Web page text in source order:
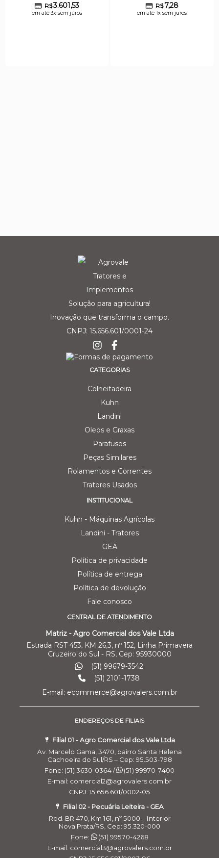
R$3.601,53
em até 3x sem juros
R$7,28
em até 1x sem juros
Solução para agricultura!
Inovação que transforma o campo.
CNPJ: 15.656.601/0001-24
CATEGORIAS
Colheitadeira
Kuhn
Landini
Oleos e Graxas
Parafusos
Peças Similares
Rolamentos e Correntes
Tratores Usados
INSTITUCIONAL
Kuhn - Máquinas Agrícolas
Landini - Tratores
GEA
Política de privacidade
Política de entrega
Política de devolução
Fale conosco
CENTRAL DE ATENDIMENTO
Matriz - Agro Comercial dos Vale Ltda
Estrada RST 453, KM 26,3, nº 152, Linha Primavera
Cruzeiro do Sul - RS, Cep: 95930000
(51) 99679-3542
(51) 2101-1738
E-mail: ecommerce@agrovalers.com.br
ENDEREÇOS DE FILIAIS
Filial 01 - Agro Comercial dos Vale Ltda
Av. Marcelo Gama, 3470, bairro Santa Helena
Cachoeira do Sul/RS – Cep: 95.503-798
Fone: (51) 3630-0364 /
(51) 99970-7400
E-mail: comercial2@agrovalers.com.br
CNPJ: 15.656.601/0002-05
Filial 02 - Pecuária Leiteira - GEA
Rod. BR 470, Km 161, nº 5000 – Interior
Nova Prata/RS, Cep: 95.320-000
Fone:
(51) 99570-4268
E-mail: comercial3@agrovalers.com.br